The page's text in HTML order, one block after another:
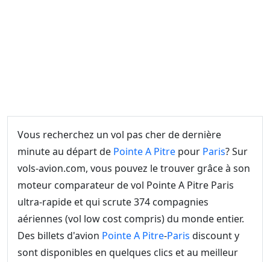
Vous recherchez un vol pas cher de dernière
minute au départ de Pointe A Pitre pour Paris? Sur
vols-avion.com, vous pouvez le trouver grâce à son
moteur comparateur de vol Pointe A Pitre Paris
ultra-rapide et qui scrute 374 compagnies
aériennes (vol low cost compris) du monde entier.
Des billets d'avion Pointe A Pitre-Paris discount y
sont disponibles en quelques clics et au meilleur